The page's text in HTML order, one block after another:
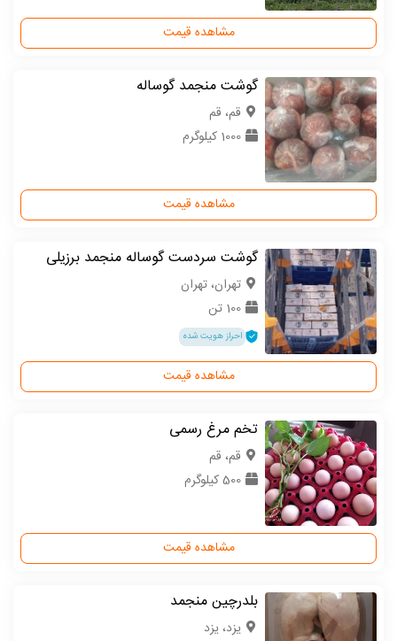
مشاهده قیمت
گوشت منجمد گوساله
قم، قم
1000 کیلوگرم
مشاهده قیمت
گوشت سردست گوساله منجمد برزیلی
تهران، تهران
100 تن
احراز هویت شده
مشاهده قیمت
تخم مرغ رسمی
قم، قم
500 کیلوگرم
مشاهده قیمت
بلدرچین منجمد
یزد، یزد